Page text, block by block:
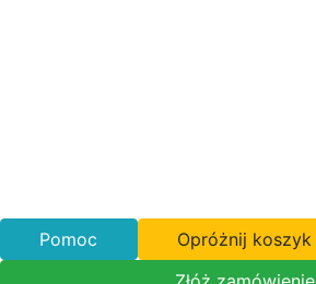
Pomoc Opróżnij koszyk